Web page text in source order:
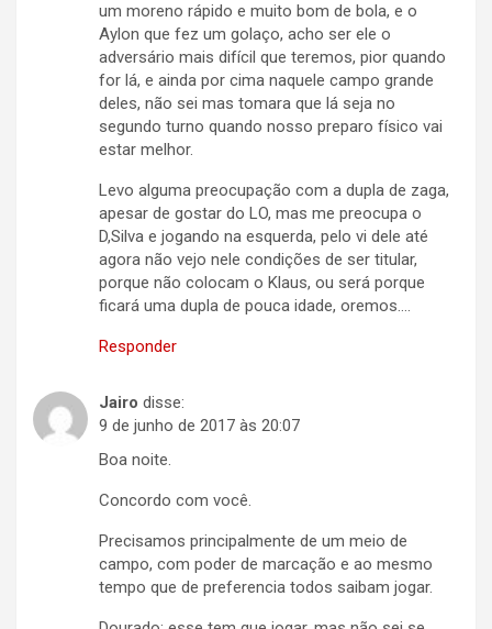
um moreno rápido e muito bom de bola, e o
Aylon que fez um golaço, acho ser ele o
adversário mais difícil que teremos, pior quando
for lá, e ainda por cima naquele campo grande
deles, não sei mas tomara que lá seja no
segundo turno quando nosso preparo físico vai
estar melhor.
Levo alguma preocupação com a dupla de zaga,
apesar de gostar do LO, mas me preocupa o
D,Silva e jogando na esquerda, pelo vi dele até
agora não vejo nele condições de ser titular,
porque não colocam o Klaus, ou será porque
ficará uma dupla de pouca idade, oremos….
Responder
Jairo disse:
9 de junho de 2017 às 20:07
Boa noite.
Concordo com você.
Precisamos principalmente de um meio de
campo, com poder de marcação e ao mesmo
tempo que de preferencia todos saibam jogar.